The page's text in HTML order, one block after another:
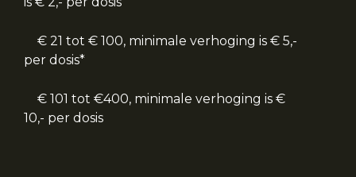
€ 21 tot € 100, minimale verhoging is € 5,-
per dosis*
€ 101 tot €400, minimale verhoging is €
10,- per dosis